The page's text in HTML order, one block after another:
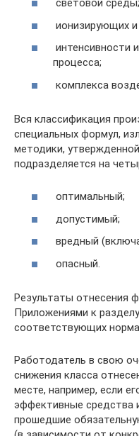
световой среды;
ионизирующих
интенсивности
процесса;
комплекса
Вся классификация
специальных формул,
методики,
подразделяется на
оптимальный;
допустимый;
вредный
опасный.
Результаты отнесения
Приложениями к
соответствующих
Работодатель в свою
снижения класса
месте, например, если
эффективные средства
прошедшие